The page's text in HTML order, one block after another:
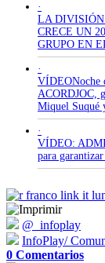
·
LA DIVISIÓN
CRECE UN
GRUPO EN
·
VÍDEONoche
ACORDJOC,
Miquel Suqué
·
VÍDEO:
para
@_infoplay
InfoPlay/
0 Comentarios